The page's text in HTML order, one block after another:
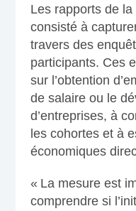
Les rapports de la
consisté à
travers des
participants. Ces
sur l’obtention
de salaire ou le
d’entreprises, à
les cohortes et à
économiques
« La mesure est
comprendre si